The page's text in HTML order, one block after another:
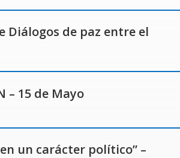
Diálogos de paz entre el
– 15 de Mayo
un carácter político” –